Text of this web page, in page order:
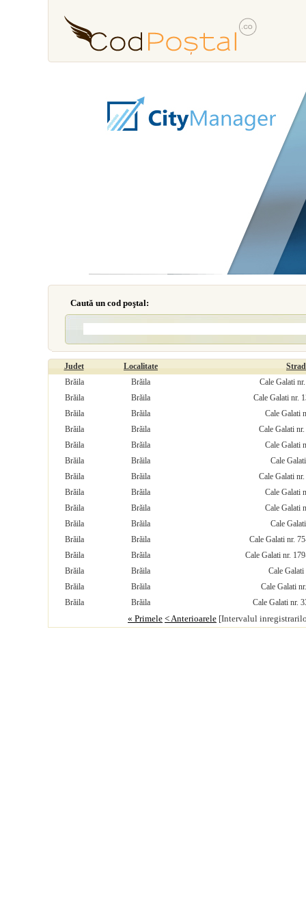
Caută un cod poştal:
Judet Localitate
Brăila
Brăila
Cale Galati
Brăila
Brăila
Cale Galati nr.
Brăila
Brăila
Cale Galati
Brăila
Brăila
Cale Galati
Brăila
Brăila
Cale Galati
Brăila
Brăila
Cale
Brăila
Brăila
Cale Galati
Brăila
Brăila
Cale Galati
Brăila
Brăila
Cale Galati
Brăila
Brăila
Cale
Brăila
Brăila
Cale Galati nr.
Brăila
Brăila
Cale Galati nr.
Brăila
Brăila
Cale Galati
Brăila
Brăila
Cale Galati
Brăila
Brăila Cale Galati nr.
« Primele < Anterioarele [Intervalul